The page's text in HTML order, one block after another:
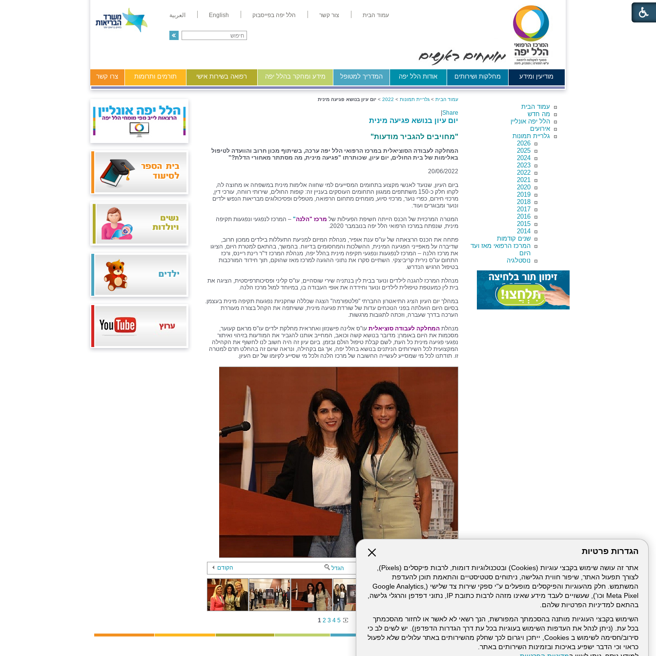
הגדרות פרטיות
אתר זה עושה שימוש בקבצי עוגיות (Cookies) ובטכנולוגיות דומות, לרבות פיקסלים (Pixels),
לצורך תפעול האתר, שיפור חווית הגלישה, ניתוחים סטטיסטיים והתאמת תוכן להעדפת
המשתמש. חלק מהעוגיות והפיקסלים מופעלים ע"י ספקי שירות צד שלישי (Google Analytics,
Meta Pixel וכו'), שעשויים לעבד מידע שאינו מזהה לרבות כתובת IP, נתוני דפדפן והרגלי גלישה,
בהתאם למדיניות הפרטיות שלהם.
השימוש בקבצי העוגיות מותנה בהסכמתך המפורשת, הנך רשאי לא לאשר או לחזור מהסכמתך
בכל עת. (ניתן לנהל את העדפות השימוש בעוגיות בכל עת דרך הגדרות הדפדפן). יש לשים לב כי
סירוב/חסימה לשימוש ב Cookies, ייתכן ויגרום לכך שחלק מהשירותים באתר עלולים שלא לפעול
כראוי וכי הדבר ישפיע באיכות ובזמינות השירותים באתר.
עמוד הבית צור קשר הלל יפה בפייסבוק English العربية
מודיעין ומידע מחלקות ושירותים אודות הלל יפה המדריך למטופל מידע ומחקר בהלל יפה רפואה בשירות אישי תורמים ותרומות צרו קשר
עמוד הבית
מה חדש
הלל יפה אונליין
אירועים
גלריית תמונות
2026
2025
2024
2023
2022
2021
2020
2019
2018
2017
2016
2015
2014
שנים קודמות
המרכז הרפואי מאז ועד
היום
נוסטלגיה
עמוד הבית > גלריית תמונות >
2022
> יום עיון בנושא פגיעה מינית
Share
יום עיון בנושא פגיעה מינית
"מחויבים להגביר מודעות"
המחלקה לעבודה הסוציאלית במרכז הרפואי הלל יפה ערכה, בשיתוף מכון חרוב והוועדה לטיפול
באלימות של בית החולים, יום עיון, שכותרתו "פגיעה מינית, מה מסתתר מאחורי הדלת?"
20/06/2022
ביום העיון, שנועד לאנשי מקצוע בתחומים המסייעים למי שחווה אלימות מינית במשפחה או מחוצה לה,
לקחו חלק כ-150 משתתפים ממגוון התחומים העוסקים בעניין זה: קופות החולים, שירותי רווחה, עורכי דין,
מרכזי חירום, כפרי נוער, מרכזי סיוע, מומחים מתחום הרפואה, מטפלים ופסיכולוגים מבריאות הנפש ילדים
ונוער ומבוגרים ועוד.
המטרה המרכזית של הכנס הייתה חשיפת הפעילות של מרכז "הלנה" – המרכז לנפגעי ונפגעות תקיפה
מינית, שנפתח במרכז הרפואי הלל יפה בנובמבר 2020.
פתחה את הכנס הרצאתה של עו"ס ענת אופיר, מנהלת המיזם למניעת התעללות בילדים ממכון חרוב,
שדיברה על מאפייני הפגיעה המינית, ההשלכות והמחסומים בדיווח. בהמשך, בהתאם למטרת היום, הציגו
את מרכז הלנה – המרכז לנפגעות ונפגעי תקיפה מינית בהלל יפה, מנהלת המרכז ד"ר רינת ריינס, ורכז
התחום עו"ס נירית קריביצקי. השתיים סקרו את נתוני ההגעה למרכז מאז שהוקם, תוך חידוד המורכבות
בטיפול הרגיש הנדרש.
מנהלת המרכז להגנה לילדים ונוער בבית לין בנתניה שירי שוסהיים, עו"ס קליני ופסיכותרפיסטית, הציגה את
בית לין כמעטפת טיפולית לילדים ונוער וחידדה את אופי העבודה בו, במיוחד למול מרכז הלנה.
במהלך יום העיון הציג התיאטרון החברתי "פלטפורמה" הצגה שכללה שחקניות נפגעות תקיפה מינית בעצמן.
בסיום היום הועלתה בפני הנוכחים עדות של שורדת פגיעה מינית, ששיתפה את הקהל בצורה מעוררת
הערכה בדרך שעברה, וזכתה לתגובות מרגשות.
מנהלת המחלקה לעבודה סוציאלית עו"ס אלינה פישנזון ואחראית מחלקת ילדים עו"ס מראם קעוער,
מסכמות את היום באומרן: מדובר בנושא קשה וכואב, המחייב אותנו להגביר את המודעות בזיהוי ואיתור
נפגעי פגיעה מינית כל העת, לשם קבלת טיפול הולם ובזמן. ביום עיון זה היה חשוב לנו לחשוף את הקהילה
המקצועית לכל השירותים הניתנים בנושא בהלל יפה, אך גם בקהילה, ונראה שיום זה בהחלט תרם למטרה
זו. תודתנו לכל מי שמסייע לעשייה החשובה של מרכז הלנה ולכל מי שסייע לקיומו של יום העיון.
הקודם הגדל הבא
1 2 3 4 5
דרונט